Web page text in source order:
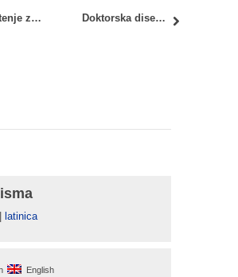
Obaveštenje za prelaz studenata sa drugih fakulteta u školskoj 2016/17 Doktorska disertacija i izveštaj Komisije: kandidat Tatjana Kosić, dipl.inž.arh.
latinica
English